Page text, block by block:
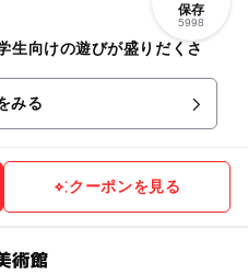
保存
5998
生向けの遊びが盛りだくさ
みる
クーポンを見る
術館